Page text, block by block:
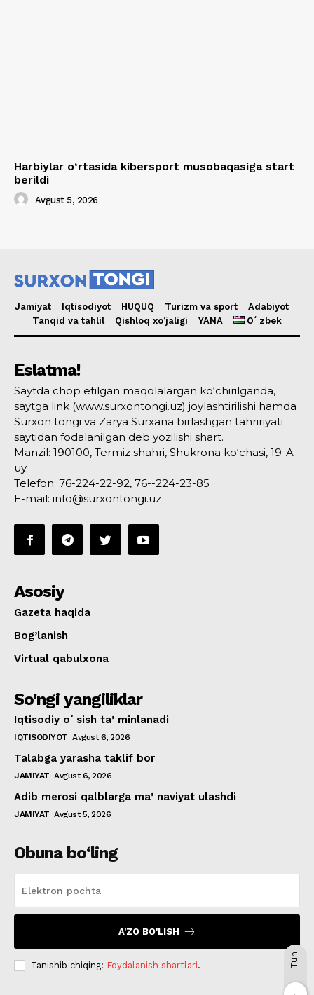
Harbiylar o‘rtasida kibersport musobaqasiga start
berildi
Avgust 5, 2026
Jamiyat Iqtisodiyot HUQUQ Turizm va sport
Adabiyot
Tanqid va tahlil
Qishloq xo’jaligi YANA Oʻzbek
Eslatma!
Saytda chop etilgan maqolalargan ko‘chirilganda,
saytga link (www.surxontongi.uz) joylashtirilishi hamda
Surxon tongi va Zarya Surxana birlashgan tahririyati
saytidan fodalanilgan deb yozilishi shart.
Manzil: 190100, Termiz shahri, Shukrona ko‘chasi, 19-A-
uy.
Telefon: 76-224-22-92, 76--224-23-85
E-mail: info@surxontongi.uz
Asosiy
Gazeta haqida
Bog’lanish
Virtual qabulxona
So'ngi yangiliklar
Iqtisodiy oʻsish taʼminlanadi
IQTISODIYOT Avgust 6, 2026
Talabga yarasha taklif bor
JAMIYAT Avgust 6, 2026
Adib merosi qalblarga maʼnaviyat ulashdi
JAMIYAT Avgust 5, 2026
Obuna bo‘ling
A'ZO BO'LISH
Tanishib chiqing: Foydalanish shartlari. Tun